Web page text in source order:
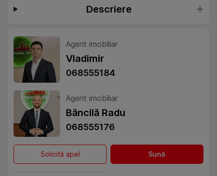
Descriere
Agent imobiliar
Vladimir
068555184
Agent imobiliar
Băncilă Radu
068555176
Solicită apel Sună